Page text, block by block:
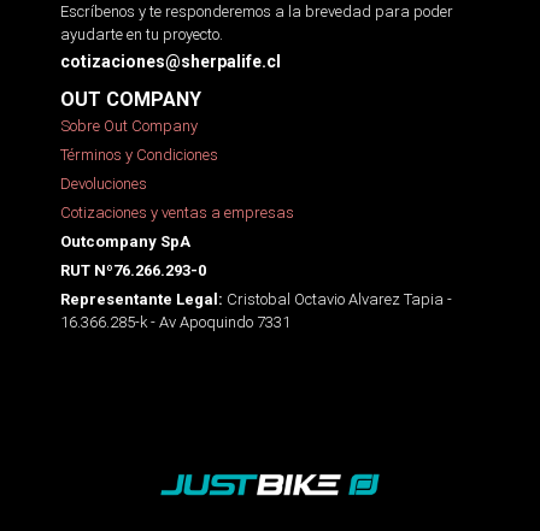
Escríbenos y te responderemos a la brevedad para poder
ayudarte en tu proyecto.
cotizaciones@sherpalife.cl
OUT COMPANY
Sobre Out Company
Términos y Condiciones
Devoluciones
Cotizaciones y ventas a empresas
Outcompany SpA
RUT Nº76.266.293-0
Representante Legal: Cristobal Octavio Alvarez Tapia -
16.366.285-k - Av Apoquindo 7331